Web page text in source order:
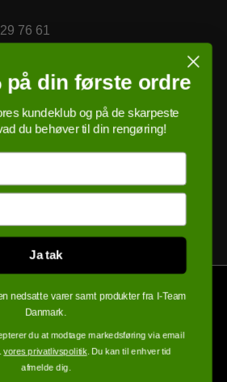
76 61
på din første ordre
kundeklub og på de skarpeste
du behøver til din rengøring!
Ja tak
nedsatte varer samt produkter fra I-Team
Danmark.
du at modtage markedsføring via email
vores privatlivspolitik. Du kan til enhver tid
afmelde dig.